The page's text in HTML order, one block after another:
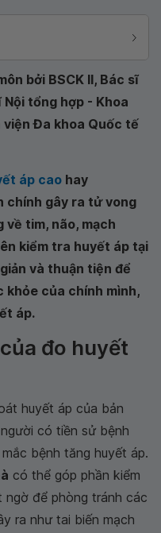
bởi BSCK II, Bác sĩ
tổng hợp - Khoa
viện Đa khoa Quốc tế
áp cao hay
chính gây ra tử vong
tim, não, mạch
kiểm tra huyết áp tại
và thuận tiện để
khỏe của chính mình,
áp.
đo huyết
huyết áp của bản
có tiền sử bệnh
bệnh tăng huyết áp.
có thể góp phần kiểm
để phòng tránh các
ra như tai biến mạch